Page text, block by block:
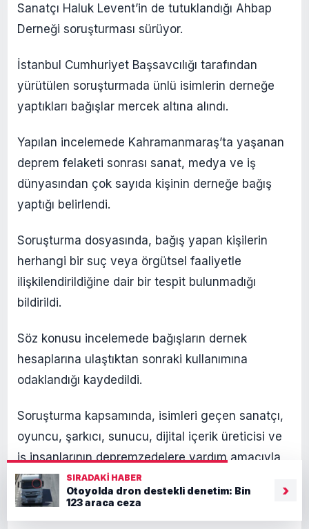
Sanatçı Haluk Levent’in de tutuklandığı Ahbap
Derneği soruşturması sürüyor.
İstanbul Cumhuriyet Başsavcılığı tarafından
yürütülen soruşturmada ünlü isimlerin derneğe
yaptıkları bağışlar mercek altına alındı.
Yapılan incelemede Kahramanmaraş’ta yaşanan
deprem felaketi sonrası sanat, medya ve iş
dünyasından çok sayıda kişinin derneğe bağış
yaptığı belirlendi.
Soruşturma dosyasında, bağış yapan kişilerin
herhangi bir suç veya örgütsel faaliyetle
ilişkilendirildiğine dair bir tespit bulunmadığı
bildirildi.
Söz konusu incelemede bağışların dernek
hesaplarına ulaştıktan sonraki kullanımına
odaklandığı kaydedildi.
Soruşturma kapsamında, isimleri geçen sanatçı,
oyuncu, şarkıcı, sunucu, dijital içerik üreticisi ve
iş insanlarının depremzedelere yardım amacıyla
ve iyi niyetle bağış yaptıklarının değerlendirildiği
belirtildi.
SIRADAKI HABER
Otoyolda dron destekli denetim: Bin
123 araca ceza
›